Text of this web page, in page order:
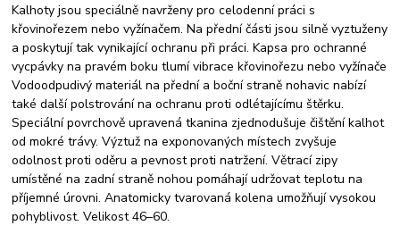
Kalhoty jsou speciálně navrženy pro celodenní práci s
křovinořezem nebo vyžínačem. Na přední části jsou silně vyztuženy
a poskytují tak vynikající ochranu při práci. Kapsa pro ochranné
vycpávky na pravém boku tlumí vibrace křovinořezu nebo vyžínače
Vodoodpudivý materiál na přední a boční straně nohavic nabízí
také další polstrování na ochranu proti odlétajícímu štěrku.
Speciální povrchově upravená tkanina zjednodušuje čištění kalhot
od mokré trávy. Výztuž na exponovaných místech zvyšuje
odolnost proti oděru a pevnost proti natržení. Větrací zipy
umístěné na zadní straně nohou pomáhají udržovat teplotu na
příjemné úrovni. Anatomicky tvarovaná kolena umožňují vysokou
pohyblivost. Velikost 46–60.